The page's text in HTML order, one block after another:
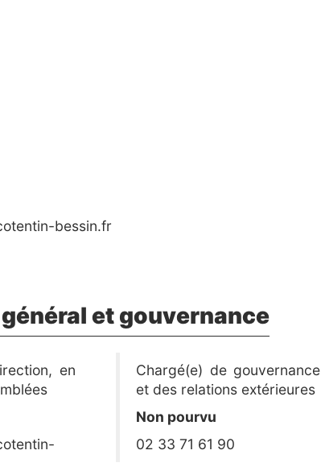
bessin.fr
et gouvernance
en
Chargé(e) de gouvernance
et des relations extérieures
Non pourvu
02 33 71 61 90